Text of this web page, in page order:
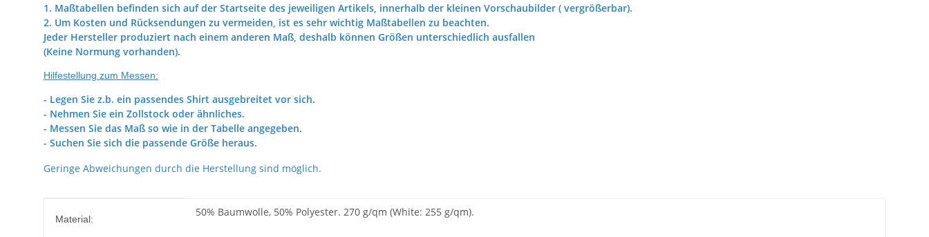
1. Maßtabellen befinden sich auf der Startseite des jeweiligen Artikels, innerhalb der kleinen Vorschaubilder ( vergrößerbar).
2. Um Kosten und Rücksendungen zu vermeiden, ist es sehr wichtig Maßtabellen zu beachten.
Jeder Hersteller produziert nach einem anderen Maß, deshalb können Größen unterschiedlich ausfallen
(Keine Normung vorhanden).
Hilfestellung zum Messen:
- Legen Sie z.b. ein passendes Shirt ausgebreitet vor sich.
- Nehmen Sie ein Zollstock oder ähnliches.
- Messen Sie das Maß so wie in der Tabelle angegeben.
- Suchen Sie sich die passende Größe heraus.
Geringe Abweichungen durch die Herstellung sind möglich.
Material:
50% Baumwolle, 50% Polyester. 270 g/qm (White: 255 g/qm).